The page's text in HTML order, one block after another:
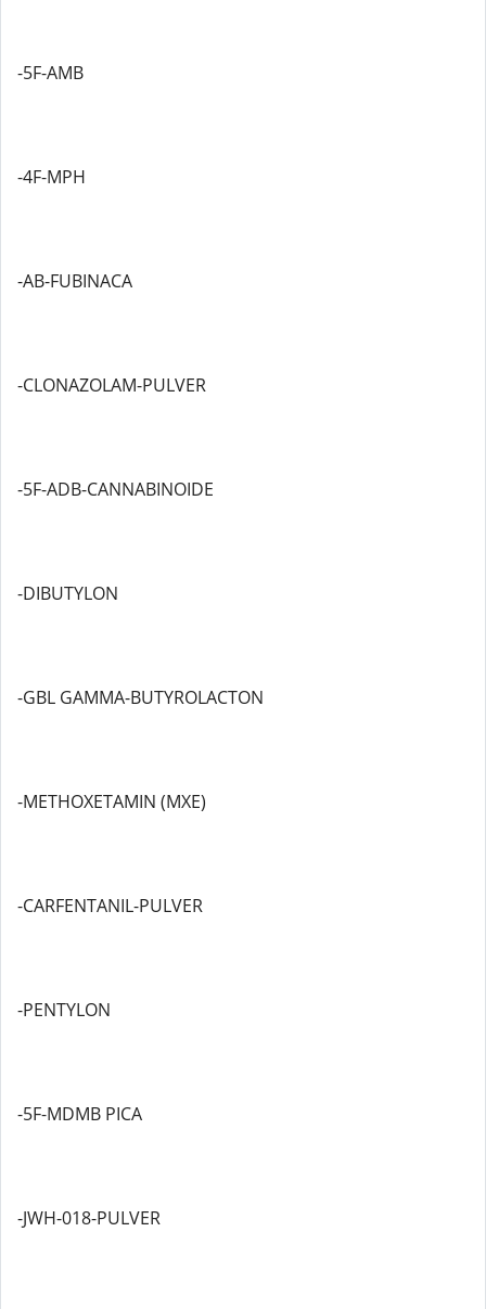
-5F-AMB
-4F-MPH
-AB-FUBINACA
-CLONAZOLAM-PULVER
-5F-ADB-CANNABINOIDE
-DIBUTYLON
-GBL GAMMA-BUTYROLACTON
-METHOXETAMIN (MXE)
-CARFENTANIL-PULVER
-PENTYLON
-5F-MDMB PICA
-JWH-018-PULVER